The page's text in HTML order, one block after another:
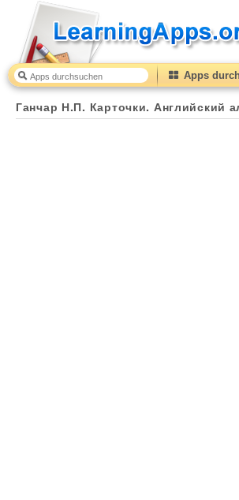
Apps
Ганчар Н.П. Карточки. Английский